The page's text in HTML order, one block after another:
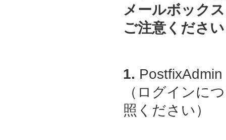
メールボック
ご注意ください
1. PostfixAdmin
（ログインに
照ください）